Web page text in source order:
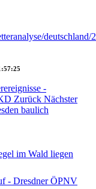
deutschland/
-
Zurück Nächster
baulich
im Wald liegen
- Dresdner ÖPNV